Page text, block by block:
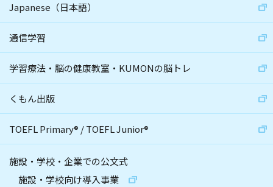
Japanese（日本語）
通信学習
学習療法・脳の健康教室・KUMONの脳トレ
くもん出版
TOEFL Primary® /TOEFL Junior®
施設・学校・企業での公文式
施設・学校向け導入事業